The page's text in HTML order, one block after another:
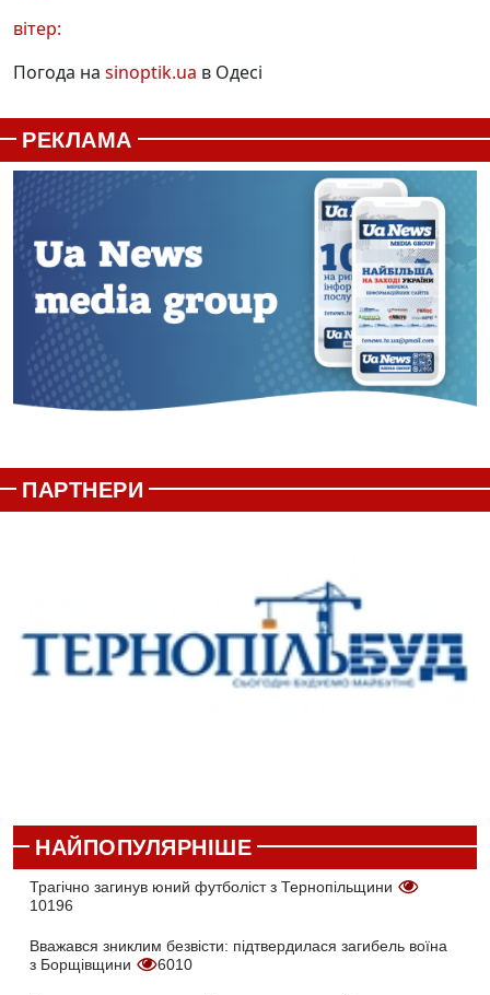
вітер:
Погода на sinoptik.ua в Одесі
РЕКЛАМА
ПАРТНЕРИ
НАЙПОПУЛЯРНІШЕ
Трагічно загинув юний футболіст з Тернопільщини
10196
Вважався зниклим безвісти: підтвердилася загибель воїна
з Борщівщини
6010